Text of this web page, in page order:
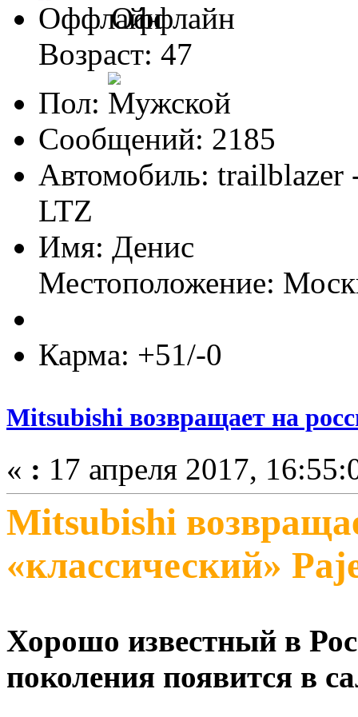
Оффлайн
Возраст: 47
Пол:
Сообщений: 2185
Автомобиль:
LTZ
Имя: Денис
Местоположение:
Карма: +51/-0
Mitsubishi возвращает на
« : 17 апреля 2017,
Mitsubishi
«классический»
Хорошо известный в
поколения появится в